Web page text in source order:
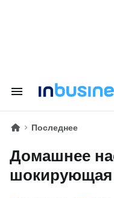
Последнее
Домашнее
шокирующая